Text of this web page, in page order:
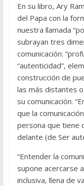
En su libro, Ary
del Papa con la
nuestra llamada
subrayan tres
comunicación:
“autenticidad”,
construcción de
las más distantes
su comunicación.
que la
persona que tiene
delante (de Ser
“Entender la
supone acercarse
inclusiva, llena de